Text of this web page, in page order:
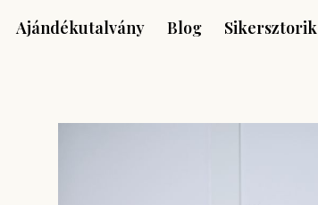
Ajándékutalvány Blog Sikersztorik